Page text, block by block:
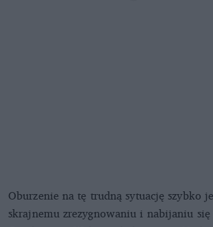
Oburzenie na tę trudną sytuację szybko
skrajnemu zrezygnowaniu i nabijaniu